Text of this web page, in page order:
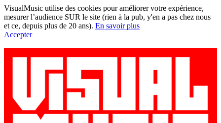
VisualMusic utilise des cookies pour améliorer votre expérience,
mesurer l’audience SUR le site (rien à la pub, y'en a pas chez nous
et ce, depuis plus de 20 ans). En savoir plus
Accepter